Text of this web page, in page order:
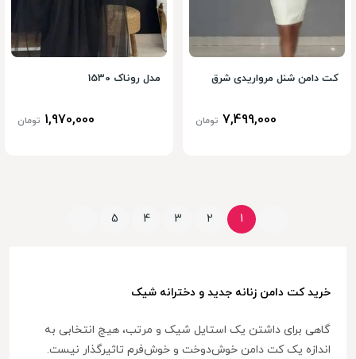
کت دامن شنل مرواریدی شرق
7,499,000 تومان
مدل روناک 1530
1,970,000 تومان
1
2
3
4
5
خرید کت دامن زنانه جدید و دخترانه شیک
گاهی برای داشتن یک استایل شیک و مرتب، هیچ انتخابی به
اندازه یک کت دامن خوش‌دوخت و خوش‌فرم تاثیرگذار نیست.